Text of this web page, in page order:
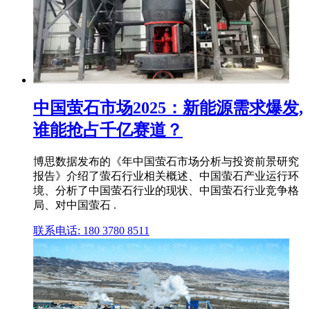
中国萤石市场2025：新能源需求爆发,
谁能抢占千亿赛道？
博思数据发布的《年中国萤石市场分析与投资前景研究
报告》介绍了萤石行业相关概述、中国萤石产业运行环
境、分析了中国萤石行业的现状、中国萤石行业竞争格
局、对中国萤石 .
联系电话: 180 3780 8511